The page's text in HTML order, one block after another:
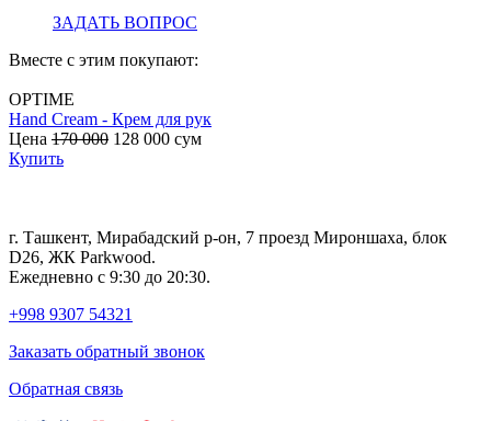
ЗАДАТЬ ВОПРОС
Вместе с этим покупают:
OPTIME
Hand Cream - Крем для рук
Цена 170 000 128 000 сум
Купить
г. Ташкент, Мирабадский р-он, 7 проезд Мироншаха, блок
D26, ЖК Раrkwood.
Ежедневно с 9:30 до 20:30.
+998 9307 54321
Заказать обратный звонок
Обратная связь